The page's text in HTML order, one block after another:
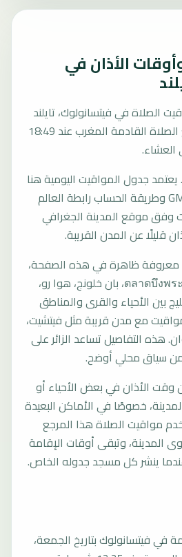
الأذان في
الصلاة في فيتسانولوك، تايلند
حسب التوقيت المحلي، مع الصلاة القادمة المغرب عند 18:49
العشاء.
يعتمد جدول المواقيت اليومية هنا
على التوقيت المحلي GMT+7 وطريقة الحساب رابطة العالم
وفق موقع المدينة الجغرافي
قليلًا عن المدن القريبة.
معروفة ظاهرة في هذه الصفحة،
وتظهر أسماء محلية مثل ตลาดบึงพระ، بان خلونج، هوا رو،
بين الأحياء والقرى والمناطق
مع مدن قريبة مثل فيتشيت،
هذه التفاصيل تساعد الزائر على
سياق محلي أوضح.
وقت الأذان في بعض الأحياء أو
خصوصًا في الأماكن البعيدة
مواقيت الصلاة هذا المرجع
وتبقى أوقات الإقامة
ينشر كل مسجد جدوله الخاص.
في فيتسانولوك بتاريخ الجمعة،